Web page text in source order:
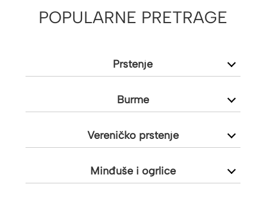
POPULARNE PRETRAGE
Prstenje
Burme
Vereničko prstenje
Minđuše i ogrlice